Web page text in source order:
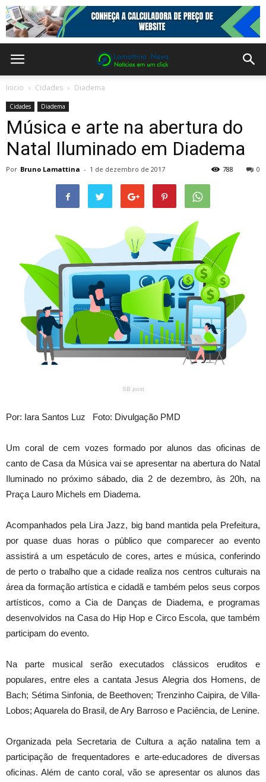
Inicio Cidades Diadema
Cidades Diadema
Música e arte na abertura do
Natal Iluminado em Diadema
Por Bruno Lamattina - 1 de dezembro de 2017 0
788
SB post
Por: Iara Santos Luz Foto: Divulgação PMD
Um coral de cem vozes formado por alunos das oficinas de
canto de Casa da Música vai se apresentar na abertura do Natal
Iluminado no próximo sábado, dia 2 de dezembro, às 20h, na
Praça Lauro Michels em Diadema.
Acompanhados pela Lira Jazz, big band mantida pela Prefeitura,
por quase duas horas o público que comparecer ao evento
assistirá a um espetáculo de cores, artes e música, conferindo
de perto o trabalho que a cidade realiza nos centros culturais na
área da formação artística e cidadã e também pelos seus corpos
artísticos, como a Cia de Danças de Diadema, e programas
desenvolvidos na Casa do Hip Hop e Circo Escola, que também
participam do evento.
Na parte musical serão executados clássicos eruditos e
populares, entre eles a cantata Jesus Alegria dos Homens, de
Bach; Sétima Sinfonia, de Beethoven; Trenzinho Caipira, de Villa-
Lobos; Aquarela do Brasil, de Ary Barroso e Paciência, de Lenine.
Organizada pela Secretaria de Cultura a ação natalina tem a
participação de frequentadores e arte-educadores de diversas
oficinas. Além de canto coral, vão se apresentar os alunos das